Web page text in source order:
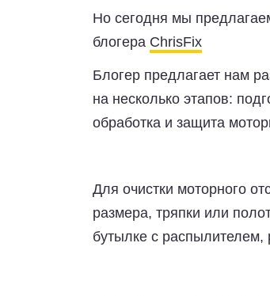
Но сегодня мы
блогера ChrisFix
Блогер предлагает нам
на несколько этапов:
обработка и защита
Для очистки моторного
размера, тряпки или
бутылке с распылителем,